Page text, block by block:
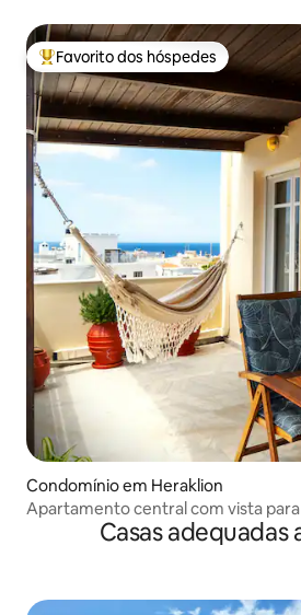
Favoritos dos hóspedes mais
Favorito dos hóspedes
Condomínio em Heraklion
Apartamento central com vista para
montanhasCasas adequadas